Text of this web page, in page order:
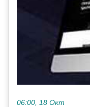
06:00, 18 Окт